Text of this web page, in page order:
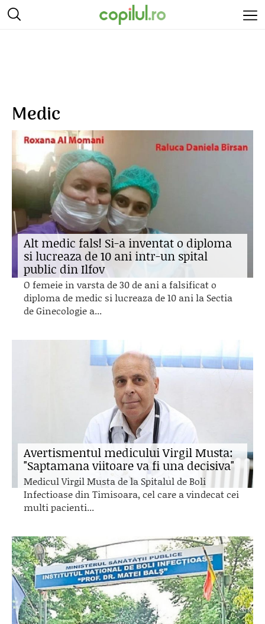
Medic
Alt medic fals! Si-a inventat o diploma
si lucreaza de 10 ani intr-un spital
public din Ilfov
O femeie in varsta de 30 de ani a falsificat o
diploma de medic si lucreaza de 10 ani la Sectia
de Ginecologie a...
Avertismentul medicului Virgil Musta:
"Saptamana viitoare va fi una decisiva"
Medicul Virgil Musta de la Spitalul de Boli
Infectioase din Timisoara, cel care a vindecat cei
multi pacienti...